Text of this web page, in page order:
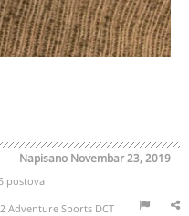
Napisano Novembar 23, 2019
postova
Adventure Sports DCT